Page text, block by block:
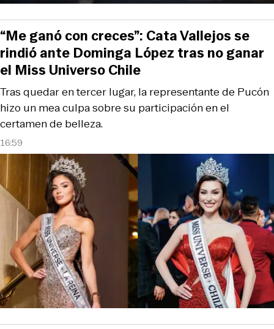
16:59
Tras quedar en tercer lugar, la representante de Pucón
hizo un mea culpa sobre su participación en el
certamen de belleza.
“Me ganó con creces”: Cata Vallejos se
rindió ante Dominga López tras no ganar
el Miss Universo Chile